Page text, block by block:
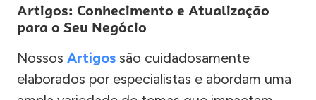
Artigos: Conhecimento e Atualização
para o Seu Negócio
Nossos Artigos são cuidadosamente
elaborados por especialistas e abordam uma